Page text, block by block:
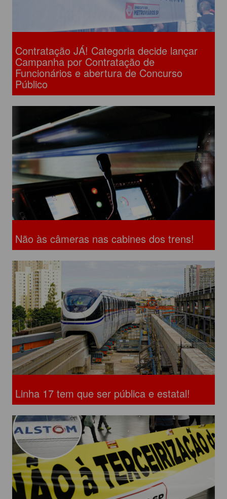
Contratação JÁ! Categoria decide lançar
Campanha por Contratação de
Funcionários e abertura de Concurso
Público
Não às câmeras nas cabines dos trens!
Linha 17 tem que ser pública e estatal!